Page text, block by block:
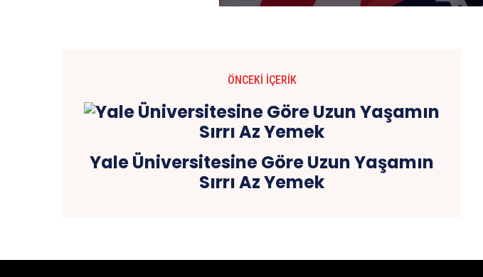
ÖNCEKI İÇERIK
Yale Üniversitesine Göre Uzun Yaşamın
Sırrı Az Yemek